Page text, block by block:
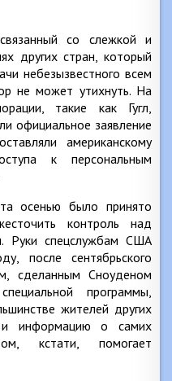
со слежкой и
других стран, который
небезызвестного всем
не может утихнуть. На
такие как Гугл,
официальное заявление
американскому
к персональным
осенью было принято
контроль над
Руки спецслужбам США
после сентябрьского
сделанным Сноуденом
программы,
жителей других
информацию о самих
кстати, помогает